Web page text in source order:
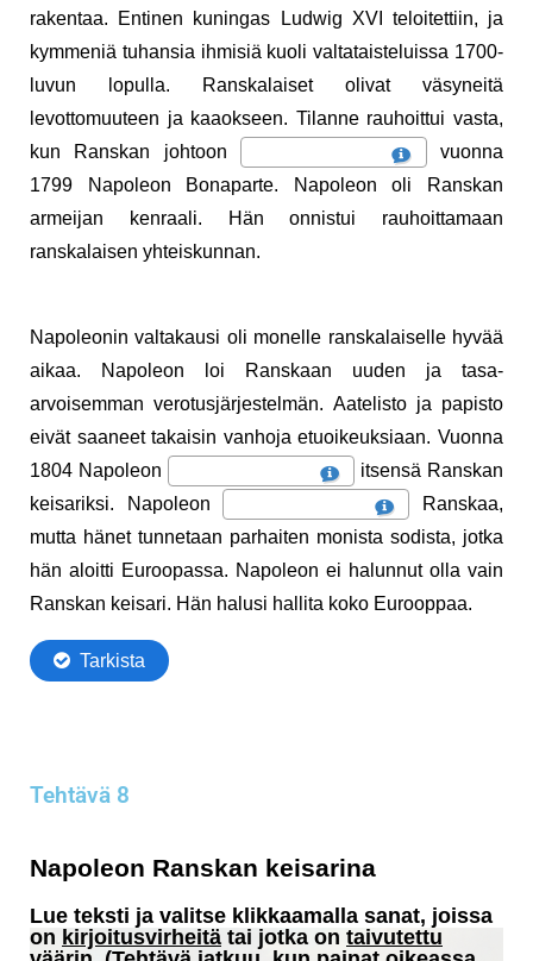
Tehtävä 8